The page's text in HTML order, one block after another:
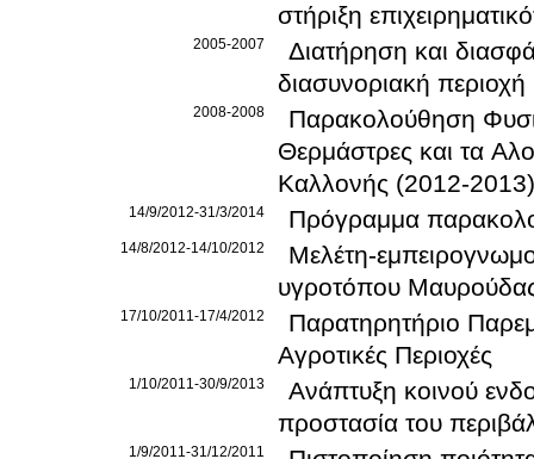
στήριξη
2005-2007
Διατήρηση και
διασυνοριακή περιοχή
2008-2008
Παρακολούθηση
Θερμάστρες και τα
Καλλονής (2012-2013)
14/9/2012-31/3/2014 Πρόγραμμα
14/8/2012-14/10/2012
Μελέτη-
υγροτόπου
17/10/2011-17/4/2012
Παρατηρητήριο
Αγροτικές Περιοχές
1/10/2011-30/9/2013
Ανάπτυξη κοινού
προστασία του
1/9/2011-31/12/2011